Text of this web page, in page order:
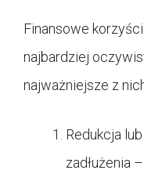
Finansowe
najbardziej
najważniejsze z
Redukcja
zadłużenia